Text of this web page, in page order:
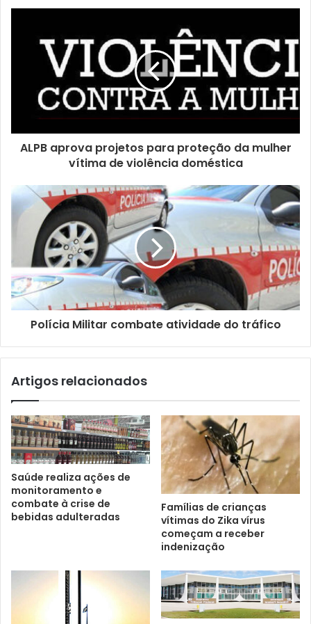
e
ALPB aprova projetos para proteção da mulher
vítima de violência doméstica
Polícia Militar combate atividade do tráfico
Artigos relacionados
Saúde realiza ações de
monitoramento e
combate à crise de
bebidas adulteradas
Famílias de crianças
vítimas do Zika vírus
começam a receber
indenização